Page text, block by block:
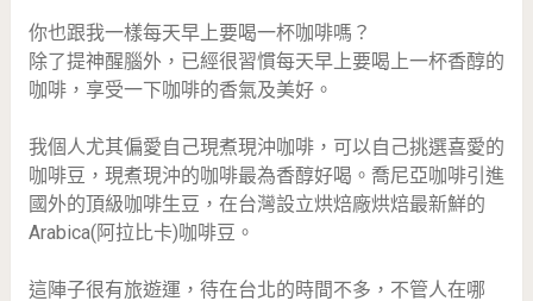
你也跟我一樣每天早上要喝一杯咖啡嗎？
除了提神醒腦外，已經很習慣每天早上要喝上一杯香醇的
咖啡，享受一下咖啡的香氣及美好。
我個人尤其偏愛自己現煮現沖咖啡，可以自己挑選喜愛的
咖啡豆，現煮現沖的咖啡最為香醇好喝。喬尼亞咖啡引進
國外的頂級咖啡生豆，在台灣設立烘焙廠烘焙最新鮮的
Arabica(阿拉比卡)咖啡豆。
這陣子很有旅遊運，待在台北的時間不多，不管人在哪